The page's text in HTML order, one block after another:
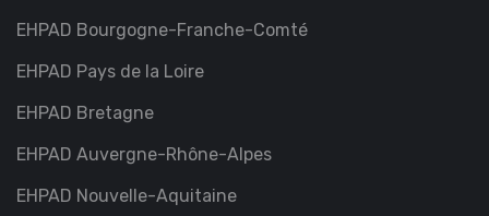
EHPAD Bourgogne-Franche-Comté
EHPAD Pays de la Loire
EHPAD Bretagne
EHPAD Auvergne-Rhône-Alpes
EHPAD Nouvelle-Aquitaine